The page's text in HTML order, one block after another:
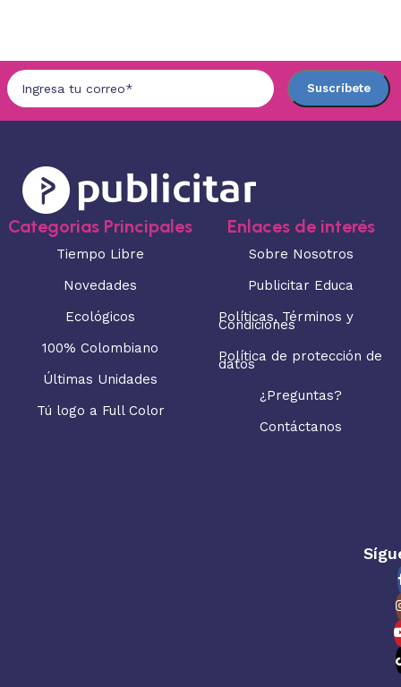
Categorias Principales
Tiempo Libre
Novedades
Ecológicos
100% Colombiano
Últimas Unidades
Tú logo a Full Color
Enlaces de interés
Sobre Nosotros
Publicitar Educa
Políticas, Términos y
Condiciones
Política de protección de
datos
¿Preguntas?
Contáctanos